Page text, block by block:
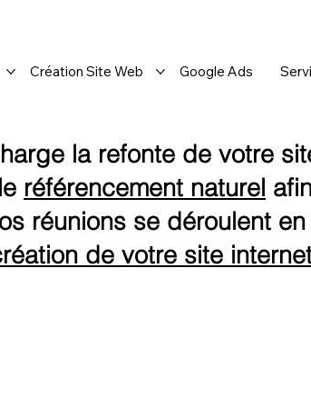
Création Site Web Google Ads
la refonte de votre
référencement naturel
réunions se déroulent
de votre site